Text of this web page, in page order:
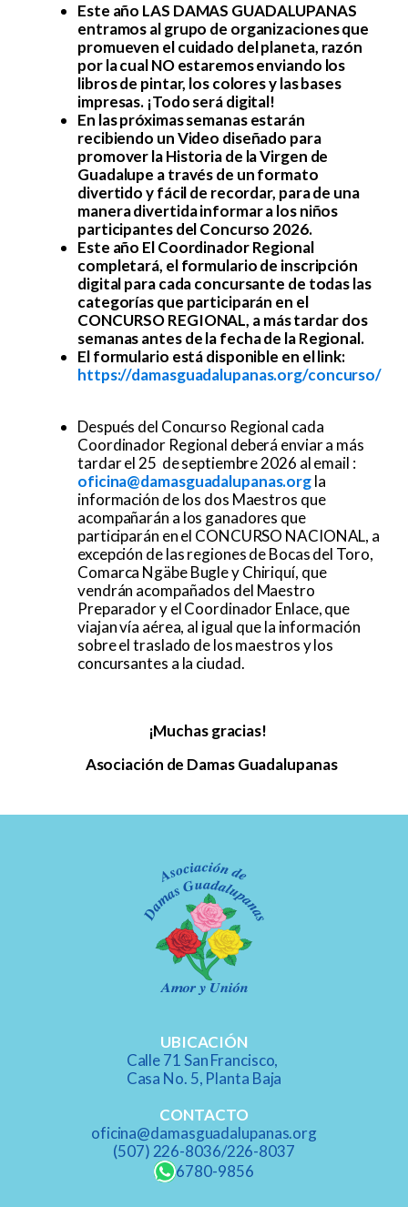
Este año LAS DAMAS GUADALUPANAS
entramos al grupo de organizaciones que
promueven el cuidado del planeta, razón
por la cual NO estaremos enviando los
libros de pintar, los colores y las bases
impresas. ¡Todo será digital!
En las próximas semanas estarán
recibiendo un Video diseñado para
promover la Historia de la Virgen de
Guadalupe a través de un formato
divertido y fácil de recordar, para de una
manera divertida informar a los niños
participantes del Concurso 2026.
Este año El Coordinador Regional
completará, el formulario de inscripción
digital para cada concursante de todas las
categorías que participarán en el
CONCURSO REGIONAL, a más tardar dos
semanas antes de la fecha de la Regional.
El formulario está disponible en el link:
https://damasguadalupanas.org/concurso/
Después del Concurso Regional cada
Coordinador Regional deberá enviar a más
tardar el 25 de septiembre 2026 al email :
oficina@damasguadalupanas.orgla
información de los dos Maestros que
acompañarán a los ganadores que
participarán en el CONCURSO NACIONAL, a
excepción de las regiones de Bocas del Toro,
Comarca Ngäbe Bugle y Chiriquí, que
vendrán acompañados del Maestro
Preparador y el Coordinador Enlace, que
viajan vía aérea, al igual que la información
sobre el traslado de los maestros y los
concursantes a la ciudad.
¡Muchas gracias!
Asociación de Damas Guadalupanas
UBICACIÓN
Calle 71 San Francisco,
Casa No. 5, Planta Baja​
CONTACTO
oficina@damasguadalupanas.org
(507) 226-8036/226-8037​
6780-9856